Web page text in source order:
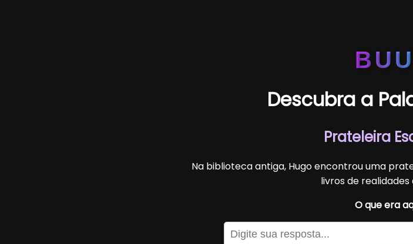
Descubra a
Prateleira
Na biblioteca antiga, Hugo encontrou uma
livros de
O que era